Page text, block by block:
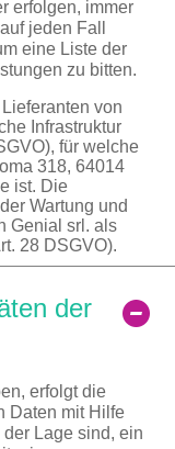
erfolgen, immer
jeden Fall
eine Liste der
zu bitten.
von
Infrastruktur
für welche
318, 64014
ist. Die
Wartung und
Genial srl. als
28 DSGVO).
der
erfolgt die
Daten mit Hilfe
Lage sind, ein